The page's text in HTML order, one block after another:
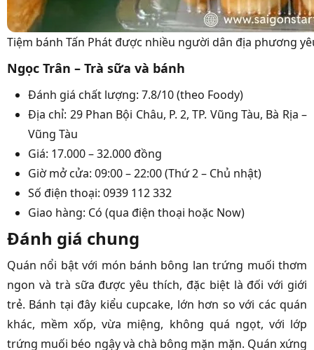
Tiệm bánh Tấn Phát được nhiều người dân địa phương
Ngọc Trân – Trà sữa và bánh
Đánh giá chất lượng: 7.8/10 (theo Foody)
Địa chỉ: 29 Phan Bội Châu, P. 2, TP. Vũng Tàu, Bà Rịa –
Vũng Tàu
Giá: 17.000 – 32.000 đồng
Giờ mở cửa: 09:00 – 22:00 (Thứ 2 – Chủ nhật)
Số điện thoại: 0939 112 332
Giao hàng: Có (qua điện thoại hoặc Now)
Đánh giá chung
Quán nổi bật với món bánh bông lan trứng muối thơm
ngon và trà sữa được yêu thích, đặc biệt là đối với giới
trẻ. Bánh tại đây kiểu cupcake, lớn hơn so với các quán
khác, mềm xốp, vừa miệng, không quá ngọt, với lớp
trứng muối béo ngậy và chà bông mặn mặn. Quán xứng